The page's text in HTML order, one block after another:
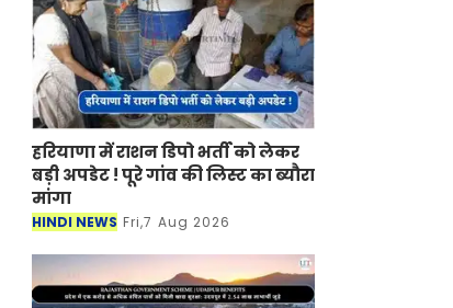
हरियाणा में राशन डिपो भर्ती को लेकर
बड़ी अपडेट ! पूरे गांव की लिस्ट का ब्यौरा
मांगा
HINDI NEWS Fri,7 Aug 2026